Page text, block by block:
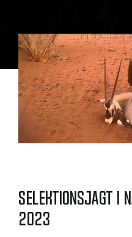
Selektionsjagt i
2023